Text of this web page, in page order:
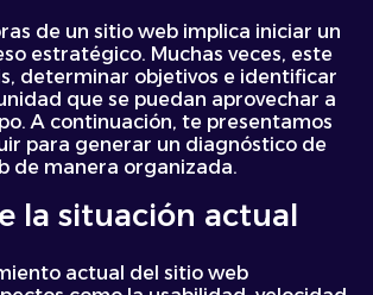
de un sitio web implica iniciar un
estratégico. Muchas veces, este
determinar objetivos e identificar
que se puedan aprovechar a
A continuación, te presentamos
para generar un diagnóstico de
de manera organizada.
la situación actual
actual del sitio web